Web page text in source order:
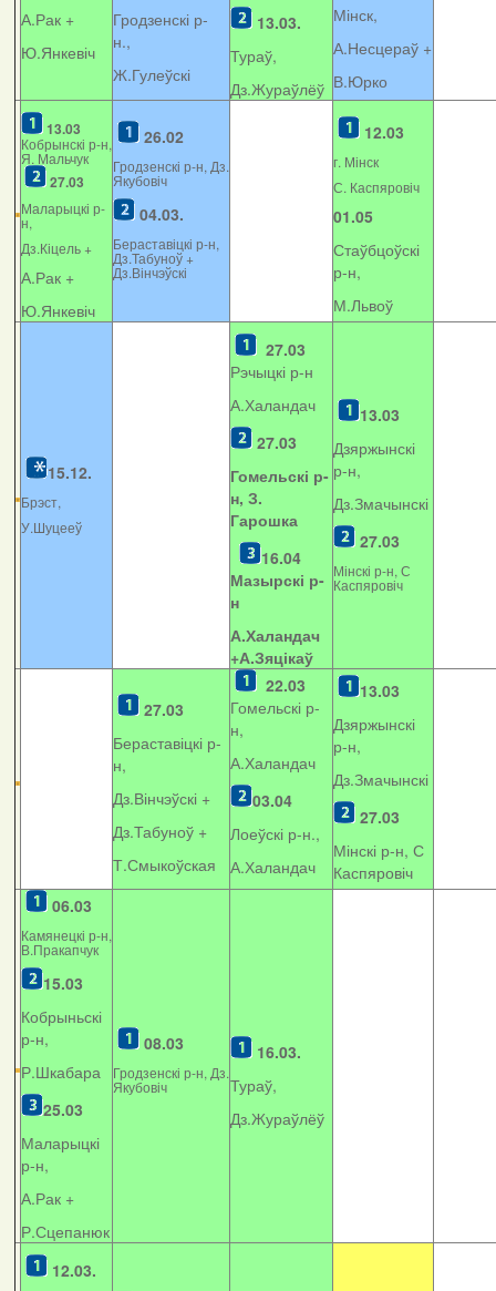
А.Рак +
Ю.Янкевіч
Гродзенскі р-
н.,
Ж.Гулеўскі
13.03.
Тураў,
Дз.Жураўлёў
Мінск,
А.Несцераў +
В.Юрко
13.03
Кобрынскі р-н,
Я. Мальчук
27.03
Маларыцкі р-
н,
Дз.Кіцель +
А.Рак +
Ю.Янкевіч
26.02
Гродзенскі р-н, Дз.
Якубовіч
04.03.
Бераставіцкі р-н,
Дз.Табуноў +
Дз.Вінчэўскі
12.03
г. Мінск
С. Каспяровіч
01.05
Стаўбцоўскі
р-н,
М.Львоў
15.12.
Брэст,
У.Шуцееў
27.03
Рэчыцкі р-н
А.Халандач
27.03
Гомельскі р-
н, З.
Гарошка
16.04
Мазырскі р-
н
А.Халандач
+А.Зяцікаў
13.03
Дзяржынскі
р-н,
Дз.Змачынскі
27.03
Мінскі р-н, С
Каспяровіч
27.03
Бераставіцкі р-
н,
Дз.Вінчэўскі +
Дз.Табуноў +
Т.Смыкоўская
22.03
Гомельскі р-
н,
А.Халандач
03.04
Лоеўскі р-н.,
А.Халандач
13.03
Дзяржынскі
р-н,
Дз.Змачынскі
27.03
Мінскі р-н, С
Каспяровіч
06.03
Камянецкі р-н,
В.Пракапчук
15.03
Кобрыньскі
р-н,
Р.Шкабара
25.03
Маларыцкі
р-н,
А.Рак +
Р.Сцепанюк
08.03
Гродзенскі р-н, Дз.
Якубовіч
16.03.
Тураў,
Дз.Жураўлёў
12.03.